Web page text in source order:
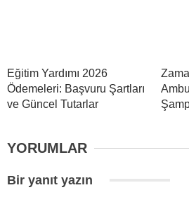
Eğitim Yardımı 2026
Ödemeleri: Başvuru Şartları
ve Güncel Tutarlar
YORUMLAR
Bir yanıt yazın